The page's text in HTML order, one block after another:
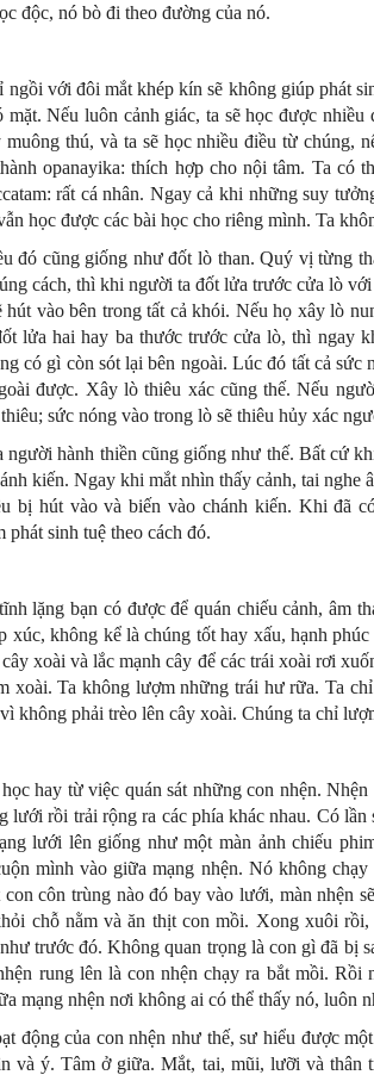
độc, nó bò đi theo đường của nó.
ngồi với đôi mắt khép kín sẽ không giúp phát
mặt. Nếu luôn cảnh giác, ta sẽ học được nhiều
muông thú, và ta sẽ học nhiều điều từ chúng,
opanayika: thích hợp cho nội tâm. Ta có
rất cá nhân. Ngay cả khi những suy
học được các bài học cho riêng mình. Ta
đó cũng giống như đốt lò than. Quý vị từng
cách, thì khi người ta đốt lửa trước cửa lò
hút vào bên trong tất cả khói. Nếu họ xây lò
lửa hai hay ba thước trước cửa lò, thì ngay
có gì còn sót lại bên ngoài. Lúc đó tất cả sức
được. Xây lò thiêu xác cũng thế. Nếu
sức nóng vào trong lò sẽ thiêu hủy xác
người hành thiền cũng giống như thế. Bất cứ
kiến. Ngay khi mắt nhìn thấy cảnh, tai nghe
bị hút vào và biến vào chánh kiến. Khi đã
phát sinh tuệ theo cách đó.
lặng bạn có được để quán chiếu cảnh, âm
xúc, không kể là chúng tốt hay xấu, hạnh
xoài và lắc mạnh cây để các trái xoài rơi
xoài. Ta không lượm những trái hư rữa. Ta
không phải trèo lên cây xoài. Chúng ta chỉ
hay từ việc quán sát những con nhện.
lưới rồi trải rộng ra các phía khác nhau. Có lần
lưới lên giống như một màn ảnh chiếu
mình vào giữa mạng nhện. Nó không
côn trùng nào đó bay vào lưới, màn nhện
chỗ nằm và ăn thịt con mồi. Xong xuôi
trước đó. Không quan trọng là con gì đã bị
rung lên là con nhện chạy ra bắt mồi. Rồi
mạng nhện nơi không ai có thể thấy nó, luôn
động của con nhện như thế, sư hiểu được
và ý. Tâm ở giữa. Mắt, tai, mũi, lưỡi và thân